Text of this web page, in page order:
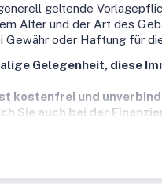
geltende
Alter und der Art des
Gewähr oder Haftung für
Gelegenheit, diese
kostenfrei und
Sie auch bei der